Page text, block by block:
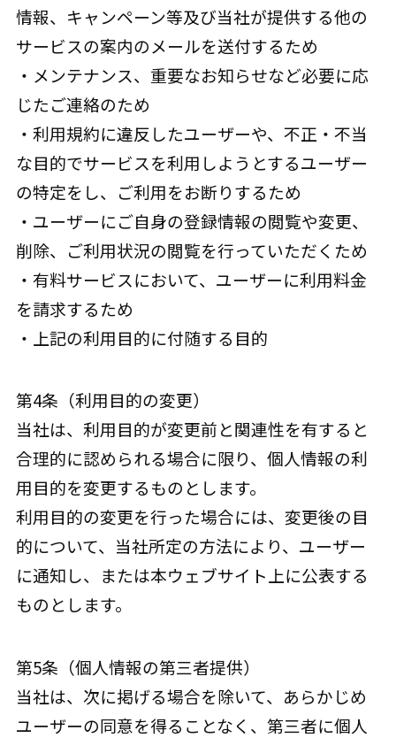
情報、キャンペーン等及び当社が提供する他の
サービスの案内のメールを送付するため
・メンテナンス、重要なお知らせなど必要に応
じたご連絡のため
・利用規約に違反したユーザーや、不正・不当
な目的でサービスを利用しようとするユーザー
の特定をし、ご利用をお断りするため
・ユーザーにご自身の登録情報の閲覧や変更、
削除、ご利用状況の閲覧を行っていただくため
・有料サービスにおいて、ユーザーに利用料金
を請求するため
・上記の利用目的に付随する目的
第4条（利用目的の変更）
当社は、利用目的が変更前と関連性を有すると
合理的に認められる場合に限り、個人情報の利
用目的を変更するものとします。
利用目的の変更を行った場合には、変更後の目
的について、当社所定の方法により、ユーザー
に通知し、または本ウェブサイト上に公表する
ものとします。
第5条（個人情報の第三者提供）
当社は、次に掲げる場合を除いて、あらかじめ
ユーザーの同意を得ることなく、第三者に個人